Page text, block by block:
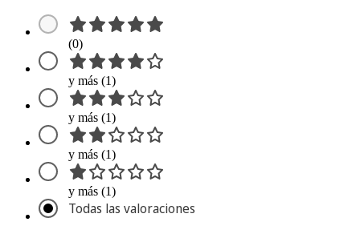
(0)
y más (1)
y más (1)
y más (1)
y más (1)
Todas las valoraciones